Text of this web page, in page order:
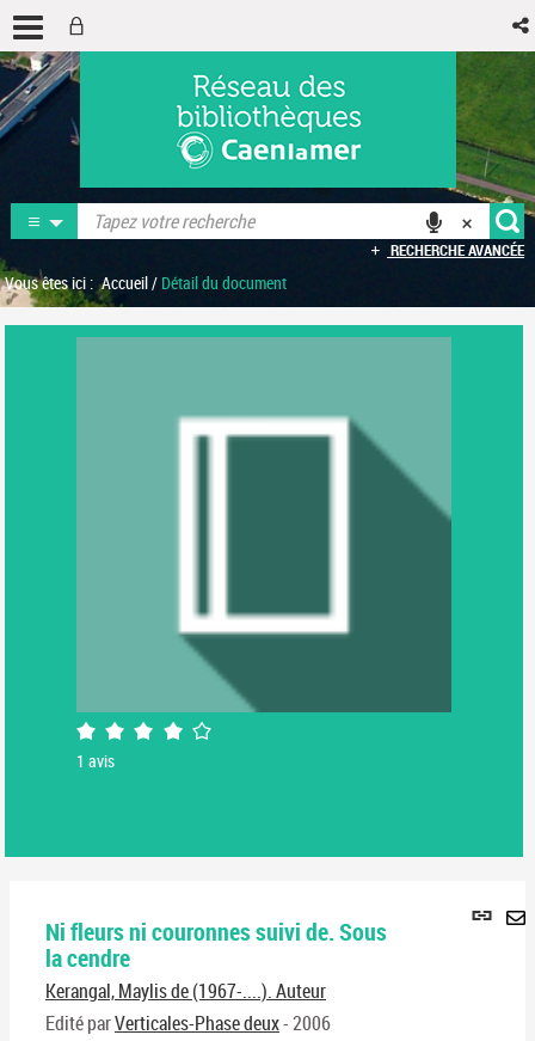
RECHERCHE AVANCÉE
Vous êtes ici : Accueil/ Détail du document
4/5
1 avis
Lien
Ni fleurs ni couronnes suivi de. Sous
la cendre
Kerangal, Maylis de (1967-....). Auteur
Edité parVerticales-Phase deux- 2006